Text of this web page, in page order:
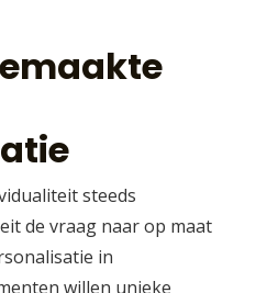
steeds
de vraag naar op maat
in
willen unieke